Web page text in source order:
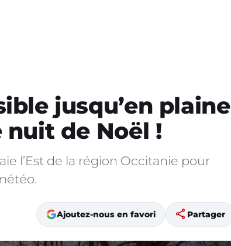
jusqu’en plaine
de Noël !
l’Est de la région Occitanie pour
Ajoutez-nous en favori share Partager